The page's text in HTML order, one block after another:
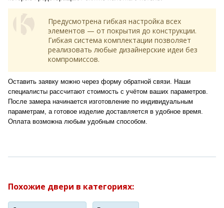
Предусмотрена гибкая настройка всех
элементов — от покрытия до конструкции.
Гибкая система комплектации позволяет
реализовать любые дизайнерские идеи без
компромиссов.
Оставить заявку можно через форму обратной связи. Наши
специалисты рассчитают стоимость с учётом ваших параметров.
После замера начинается изготовление по индивидуальным
параметрам, а готовое изделие доставляется в удобное время.
Оплата возможна любым удобным способом.
Похожие двери в категориях: